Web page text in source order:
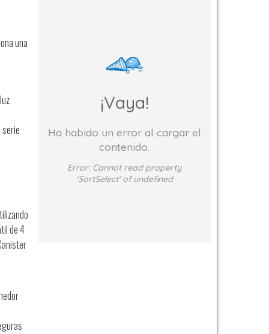
una
de 4
¡Vaya!
Ha habido un error al cargar el
contenido.
Error: Cannot read property
'SortSelect' of undefined